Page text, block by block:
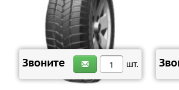
ЗАКАЗАТЬ
Звоните шт.